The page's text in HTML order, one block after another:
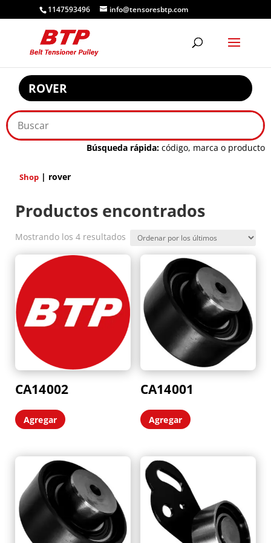
1147593496 info@tensoresbtp.com
ROVER
Búsqueda rápida: código, marca o producto
Shop | rover
Productos encontrados
Mostrando los 4 resultados Ordenado
últimos
CA14002
Agregar
CA14001
Agregar